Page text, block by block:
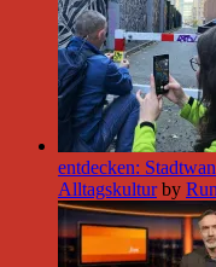
entdecken:
Alltagskultur by